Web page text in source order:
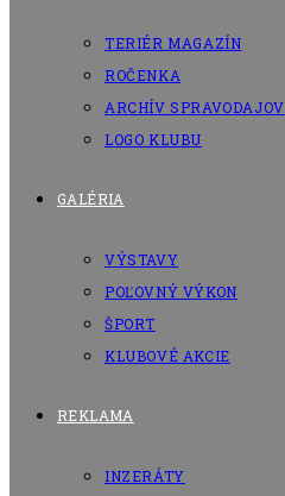
TERIÉR MAGAZÍN
ROČENKA
ARCHÍV SPRAVODAJOV
LOGO KLUBU
GALÉRIA
VÝSTAVY
POĽOVNÝ VÝKON
ŠPORT
KLUBOVÉ AKCIE
REKLAMA
INZERÁTY